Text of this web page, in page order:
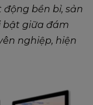
bền bỉ, sản
bật giữa đám
nghiệp, hiện